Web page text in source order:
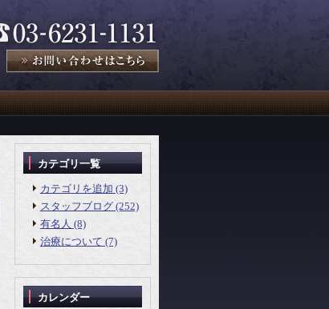
カテゴリ一覧
カテゴリを追加 (3)
スタッフブログ (252)
有名人 (8)
治療について (7)
カレンダー